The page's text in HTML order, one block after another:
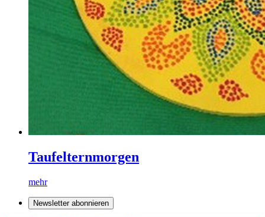
Taufelternmorgen
mehr
Newsletter abonnieren